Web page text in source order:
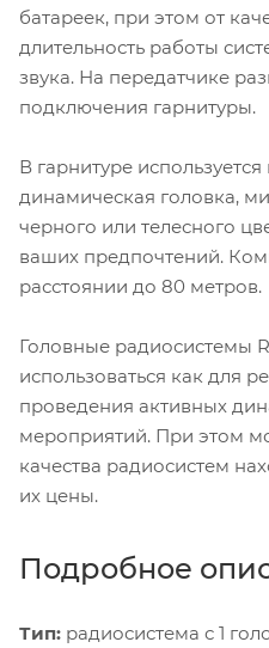
батареек, при этом от
длительность работы
звука. На передатчике
подключения гарнитуры.
В гарнитуре
динамическая головка,
черного или телесного
ваших предпочтений.
расстоянии до 80 метров.
Головные радиосистемы
использоваться как для
проведения активных
мероприятий. При этом
качества радиосистем
их цены.
Подробное
Тип: радиосистема с 1